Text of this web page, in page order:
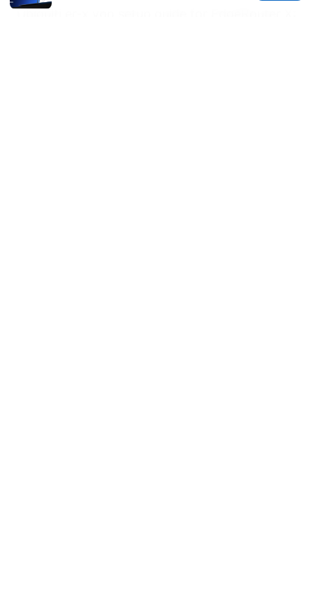
Ubiquiti er-x vpn setup guide for EdgeRouter X: